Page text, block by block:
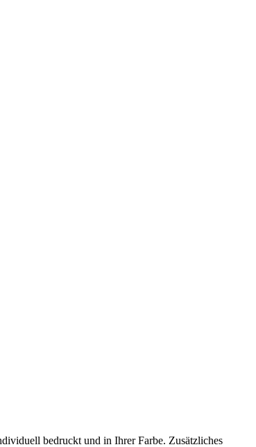
bedruckt und in Ihrer Farbe. Zusätzliches